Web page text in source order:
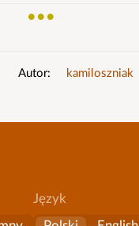
3
Autor kamiloszniak
Język